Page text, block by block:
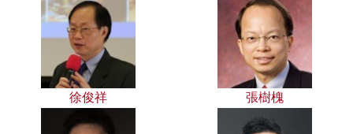
徐俊祥 張樹槐